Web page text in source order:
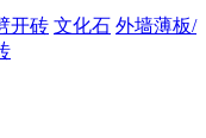
开砖 文化石 外墙薄板/